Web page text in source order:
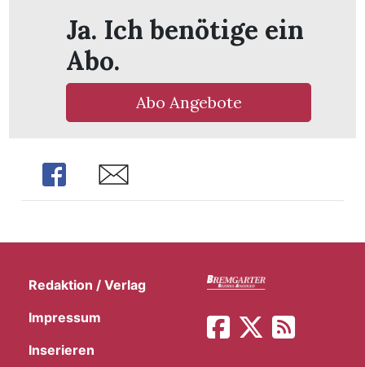
Ja. Ich benötige ein
Abo.
Abo Angebote
Share Share
Redaktion / Verlag
Impressum
Inserieren